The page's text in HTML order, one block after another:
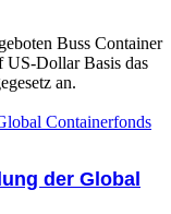
Buss Container
US-Dollar Basis das
an.
der Global